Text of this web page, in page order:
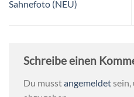
Sahnefoto (NEU)
Schreibe einen
Du musstangemeldetsein,